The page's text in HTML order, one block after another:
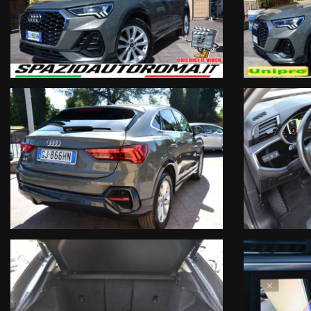
- Q3 Sportback Quattro
- Anno 3/2022
- Km 54000
- Ufficiale Audi Italia (No Import)
- Vettura unico proprietario iva deducibile regolarmente
Motorizzazione & Trasmissione:
- 2.0 TDI 150cv EURO6D Temp
- OK NEOPATENTATI
- Trazione integrale
- Cambio automatico
Sicurezza:
- Tecnologia DNA Audi
- Fari full led direzionali
- Specchietti retrovisori esterni ripiegabili elettricamente
- Montaggio seggiolino bambini ISOFIX
- Sensori di parcheggio anteriori e posteriori con retrocamera
- Sensore pressione pneumatici
- Sistema lettura cartelli stradali
- Sistema anticollisione
- Sistema mantenimento carreggiata